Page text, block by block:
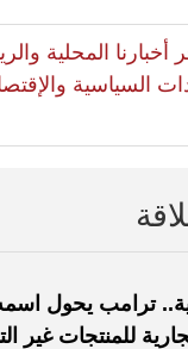
أخبارنا المحلية
ترامب يحول
للمنتجات غير